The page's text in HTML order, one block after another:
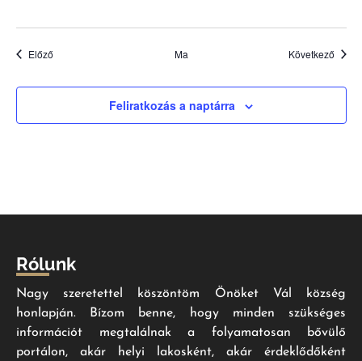
ElőzőEsemények Ma Következő
Feliratkozás a naptárra
Rólunk
Nagy szeretettel köszöntöm Önöket Vál község
honlapján. Bízom benne, hogy minden szükséges
információt megtalálnak a folyamatosan bővülő
portálon, akár helyi lakosként, akár érdeklődőként